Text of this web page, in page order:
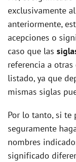
exclusivamente
anteriormente,
acepciones o
caso que las
referencia a
listado, ya que
mismas siglas
Por lo tanto, si te
seguramente
nombres
significado